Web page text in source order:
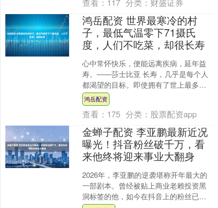
鸿岳配资 世界最寒冷的村
子，最低气温零下71摄氏
度，人们不吃菜，却很长寿
心中常怀快乐，便能远离疾病，延年益
寿。——莎士比亚 长寿，几乎是每个人
都渴望的目标。即使拥有了世上最多的
财富，依旧无法改变对长寿的追求。这
是因为，尽管世界上存在....
鸿岳配资
查看： 175 分类： 股票配资app
金蝉子配资 李亚鹏最新近况
曝光！抖音粉丝破千万，看
来他终将迎来事业大翻身
2026年，李亚鹏的逆袭堪称开年最大的
一部剧本。曾经被贴上商业老赖投资黑
洞标签的他，如今在抖音上的粉丝已经